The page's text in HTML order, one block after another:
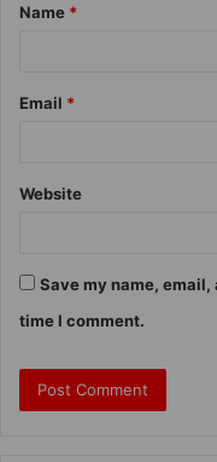
Name *
Email *
Website
Save my name,
time I comment.